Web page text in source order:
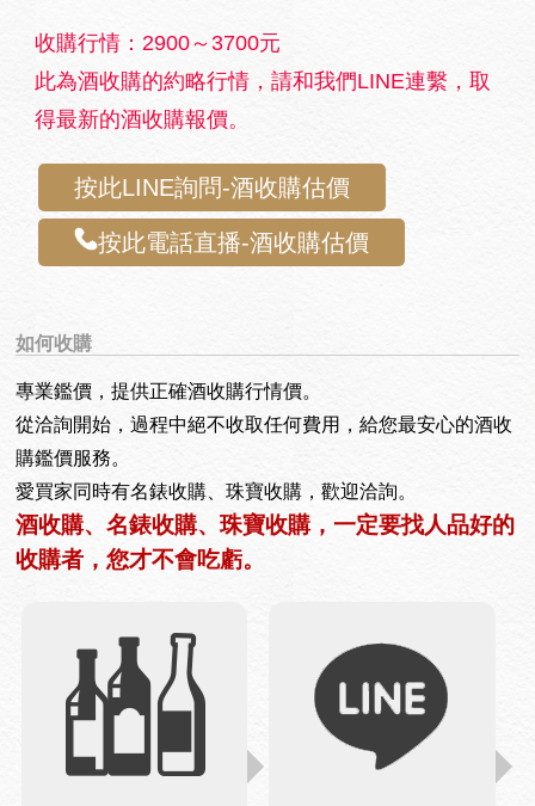
收購行情：2900～3700元
此為酒收購的約略行情，請和我們LINE連繫，取
得最新的酒收購報價。
按此LINE詢問-酒收購估價
按此電話直播-酒收購估價
如何收購
專業鑑價，提供正確酒收購行情價。
從洽詢開始，過程中絕不收取任何費用，給您最安心的酒收
購鑑價服務。
愛買家同時有名錶收購、珠寶收購，歡迎洽詢。
酒收購、名錶收購、珠寶收購，一定要找人品好的
收購者，您才不會吃虧。